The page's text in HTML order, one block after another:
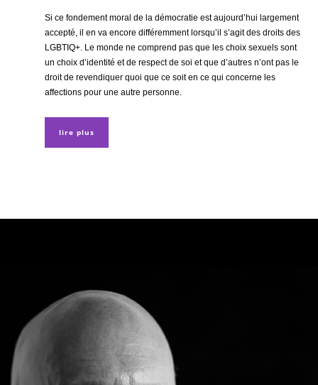
Si ce fondement moral de la démocratie est aujourd’hui largement
accepté, il en va encore différemment lorsqu’il s’agit des droits des
LGBTIQ+. Le monde ne comprend pas que les choix sexuels sont
un choix d’identité et de respect de soi et que d’autres n’ont pas le
droit de revendiquer quoi que ce soit en ce qui concerne les
affections pour une autre personne.
lire plus